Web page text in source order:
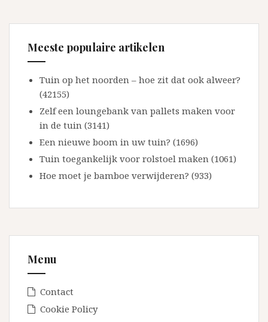
Meeste populaire artikelen
Tuin op het noorden – hoe zit dat ook alweer?
(42155)
Zelf een loungebank van pallets maken voor
in de tuin (3141)
Een nieuwe boom in uw tuin? (1696)
Tuin toegankelijk voor rolstoel maken (1061)
Hoe moet je bamboe verwijderen? (933)
Menu
Contact
Cookie Policy